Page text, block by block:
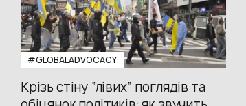
#GLOBALADVOCACY
Крізь стіну “лівих” поглядів та